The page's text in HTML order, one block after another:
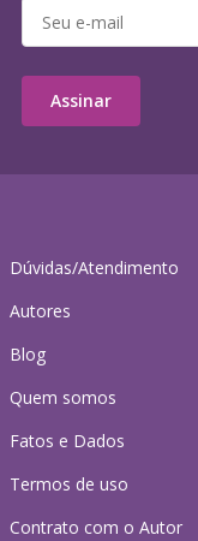
Dúvidas/Atendimento
Autores
Blog
Quem somos
Fatos e Dados
Termos de uso
Contrato com o Autor
Assinar